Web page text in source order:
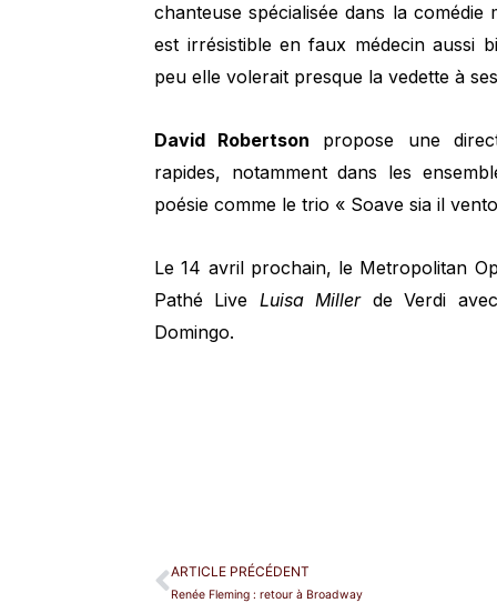
chanteuse spécialisée dans la
est irrésistible en faux médecin aussi
peu elle volerait presque la vedette à
David Robertson propose une
rapides, notamment dans les
poésie comme le trio « Soave sia il
Le 14 avril prochain, le Metropolitan
Pathé Live Luisa Millerde Verdi
Domingo.
ARTICLE PRÉCÉDENT
Renée Fleming : retour à Broadway